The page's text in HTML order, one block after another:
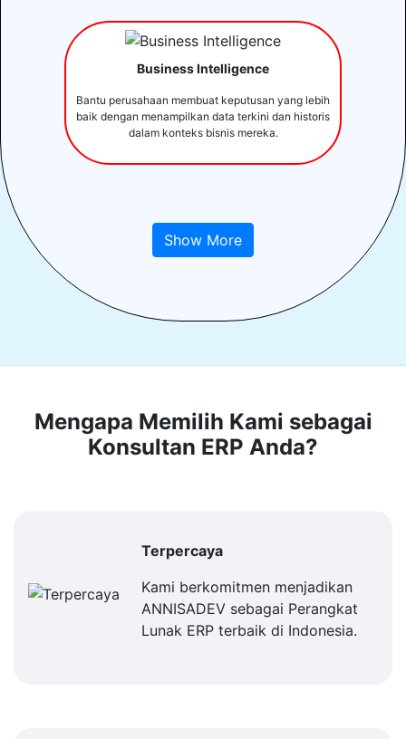
Business Intelligence
Bantu perusahaan membuat keputusan yang lebih
baik dengan menampilkan data terkini dan historis
dalam konteks bisnis mereka.
Show More
Mengapa Memilih Kami sebagai
Konsultan ERP Anda?
Terpercaya
Kami berkomitmen menjadikan
ANNISADEV sebagai Perangkat
Lunak ERP terbaik di Indonesia.